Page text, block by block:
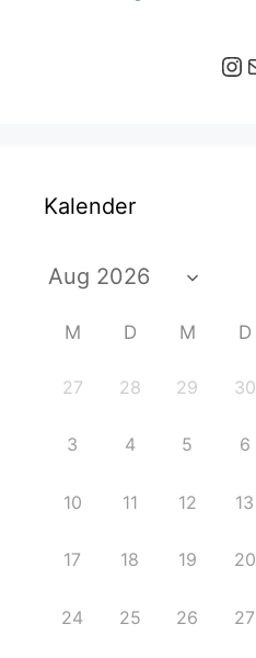
Instagram E-Mail
Kalender
M D M D
27 28 29 30
3 4 5 6
10 11 12 13
17 18 19 20
24 25 26 27